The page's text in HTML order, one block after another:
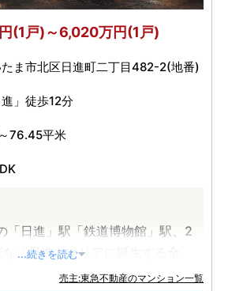
(1戸)～6,020万円(1戸)
ま市北区日進町二丁目482-2(地番)
」徒歩12分
76.45平米
「日進」駅「鉄道博物館」駅、2
な「日進」エリアに誕生する全
...続きを読む
売主:東急不動産のマンション一覧